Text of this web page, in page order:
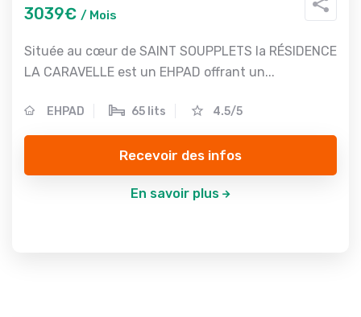
3039€ / Mois
Située au cœur de SAINT SOUPPLETS la RÉSIDENCE
LA CARAVELLE est un EHPAD offrant un...
EHPAD 65 lits 4.5/5
Recevoir des infos
En savoir plus